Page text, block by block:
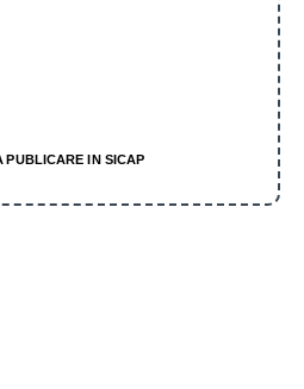
PUBLICARE IN SICAP